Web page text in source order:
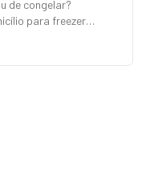
de congelar?
para freezer
e frigobar das
Orçamento grátis e